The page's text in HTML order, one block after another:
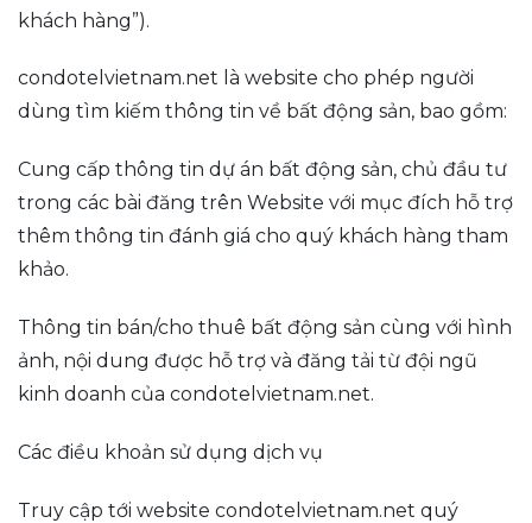
khách hàng”).
condotelvietnam.net là website cho phép người
dùng tìm kiếm thông tin về bất động sản, bao gồm:
Cung cấp thông tin dự án bất động sản, chủ đầu tư
trong các bài đăng trên Website với mục đích hỗ trợ
thêm thông tin đánh giá cho quý khách hàng tham
khảo.
Thông tin bán/cho thuê bất động sản cùng với hình
ảnh, nội dung được hỗ trợ và đăng tải từ đội ngũ
kinh doanh của condotelvietnam.net.
Các điều khoản sử dụng dịch vụ
Truy cập tới website condotelvietnam.net quý